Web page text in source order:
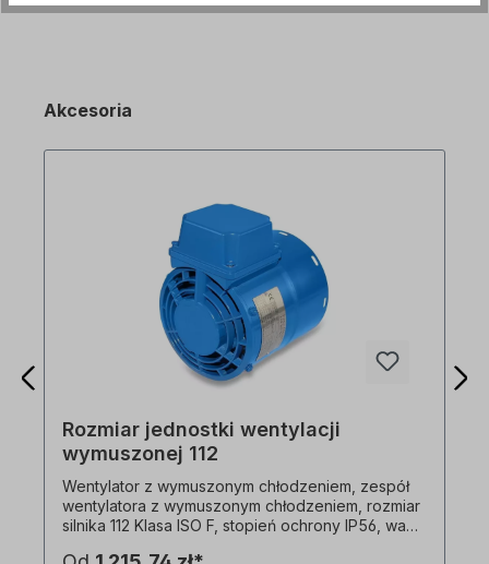
Akcesoria
Rozmiar jednostki wentylacji
wymuszonej 112
Wentylator z wymuszonym chłodzeniem, zespół
wentylatora z wymuszonym chłodzeniem, rozmiar
silnika 112 Klasa ISO F, stopień ochrony IP56, waga